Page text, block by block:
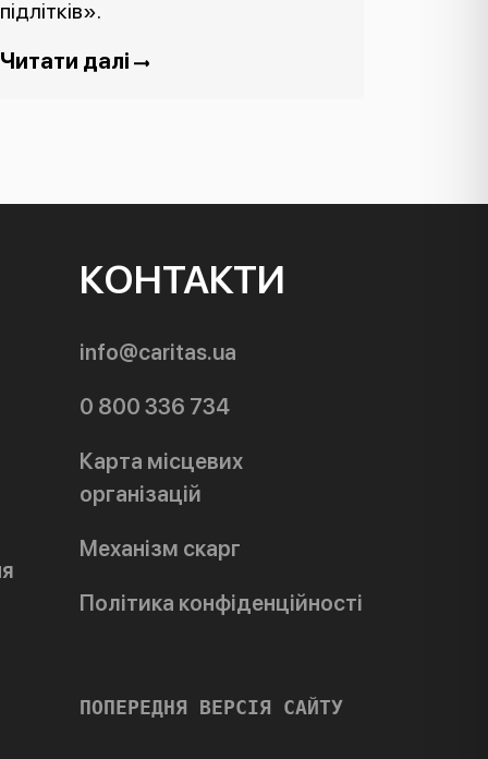
підлітків».
Читати далі
КОНТАКТИ
info@caritas.ua
0 800 336 734
Карта місцевих
організацій
Механізм скарг
Політика конфіденційності
ПОПЕРЕДНЯ ВЕРСІЯ САЙТУ